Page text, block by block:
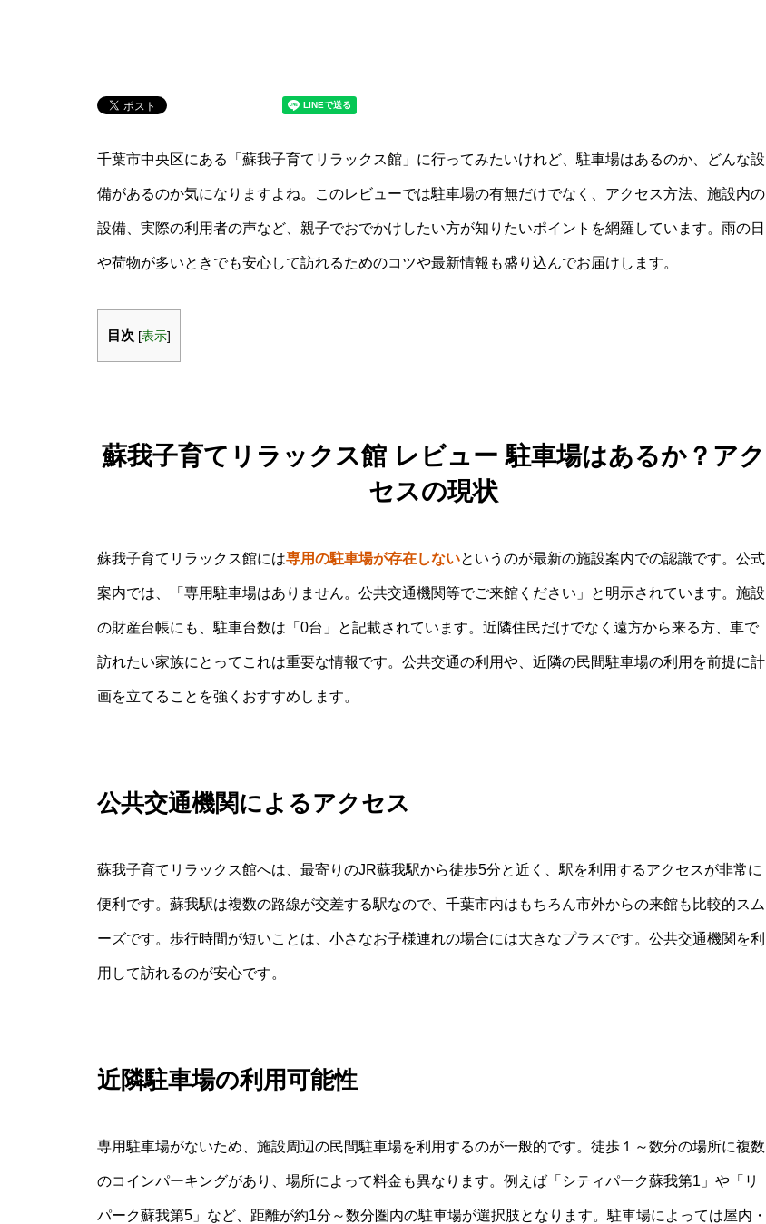
千葉市中央区にある「蘇我子育てリラックス館」に行ってみたいけれど、駐車場はあるのか、どんな設
備があるのか気になりますよね。このレビューでは駐車場の有無だけでなく、アクセス方法、施設内の
設備、実際の利用者の声など、親子でおでかけしたい方が知りたいポイントを網羅しています。雨の日
や荷物が多いときでも安心して訪れるためのコツや最新情報も盛り込んでお届けします。
目次 [表示]
蘇我子育てリラックス館 レビュー 駐車場はあるか？アク
セスの現状
蘇我子育てリラックス館には専用の駐車場が存在しないというのが最新の施設案内での認識です。公式
案内では、「専用駐車場はありません。公共交通機関等でご来館ください」と明示されています。施設
の財産台帳にも、駐車台数は「0台」と記載されています。近隣住民だけでなく遠方から来る方、車で
訪れたい家族にとってこれは重要な情報です。公共交通の利用や、近隣の民間駐車場の利用を前提に計
画を立てることを強くおすすめします。
公共交通機関によるアクセス
蘇我子育てリラックス館へは、最寄りのJR蘇我駅から徒歩5分と近く、駅を利用するアクセスが非常に
便利です。蘇我駅は複数の路線が交差する駅なので、千葉市内はもちろん市外からの来館も比較的スム
ーズです。歩行時間が短いことは、小さなお子様連れの場合には大きなプラスです。公共交通機関を利
用して訪れるのが安心です。
近隣駐車場の利用可能性
専用駐車場がないため、施設周辺の民間駐車場を利用するのが一般的です。徒歩１～数分の場所に複数
のコインパーキングがあり、場所によって料金も異なります。例えば「シティパーク蘇我第1」や「リ
パーク蘇我第5」など、距離が約1分～数分圏内の駐車場が選択肢となります。駐車場によっては屋内・